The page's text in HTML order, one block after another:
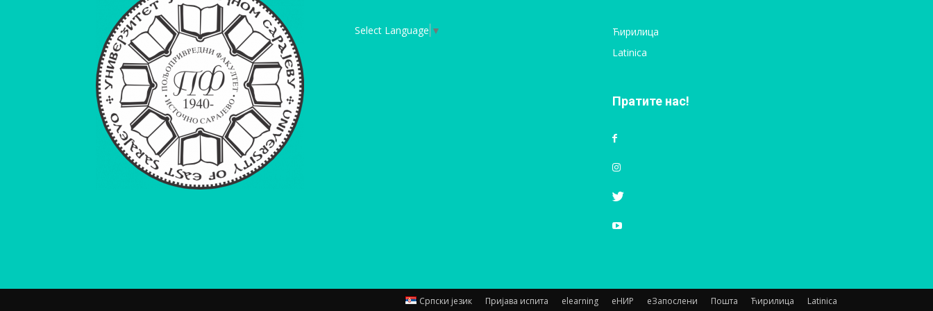
Select Language ▼
Ћирилица
Latinica
Пратите нас!
Српски језик Пријава испита elearning еНИР еЗапослени Пошта Ћирилица Latinica